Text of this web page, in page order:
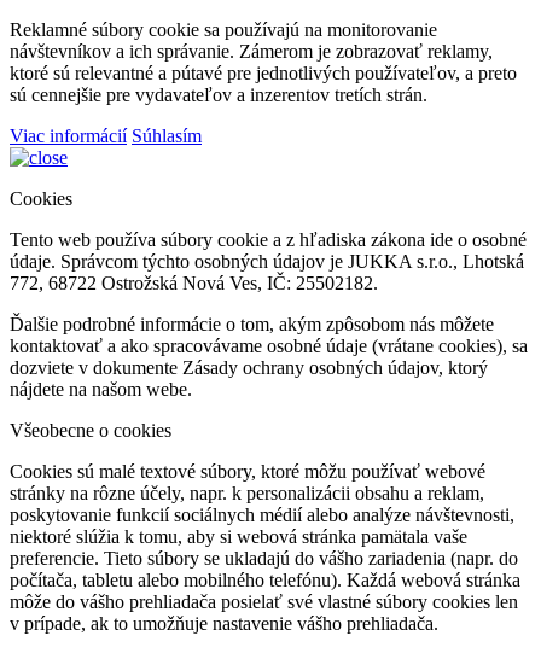
Reklamné súbory cookie sa používajú na monitorovanie
návštevníkov a ich správanie. Zámerom je zobrazovať reklamy,
ktoré sú relevantné a pútavé pre jednotlivých používateľov, a preto
sú cennejšie pre vydavateľov a inzerentov tretích strán.
Viac informácií Súhlasím
Cookies
Tento web používa súbory cookie a z hľadiska zákona ide o osobné
údaje. Správcom týchto osobných údajov je JUKKA s.r.o., Lhotská
772, 68722 Ostrožská Nová Ves, IČ: 25502182.
Ďalšie podrobné informácie o tom, akým zpôsobom nás môžete
kontaktovať a ako spracovávame osobné údaje (vrátane cookies), sa
dozviete v dokumente Zásady ochrany osobných údajov, ktorý
nájdete na našom webe.
Všeobecne o cookies
Cookies sú malé textové súbory, ktoré môžu používať webové
stránky na rôzne účely, napr. k personalizácii obsahu a reklam,
poskytovanie funkcií sociálnych médií alebo analýze návštevnosti,
niektoré slúžia k tomu, aby si webová stránka pamätala vaše
preferencie. Tieto súbory se ukladajú do vášho zariadenia (napr. do
počítača, tabletu alebo mobilného telefónu). Každá webová stránka
môže do vášho prehliadača posielať své vlastné súbory cookies len
v prípade, ak to umožňuje nastavenie vášho prehliadača.